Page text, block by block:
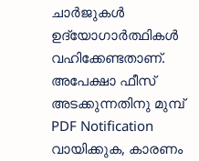
ചാര്‍ജുകള്‍
ഉദ്യോഗാര്‍ത്ഥികള്‍
വഹിക്കേണ്ടതാണ്.
അപേക്ഷാ ഫീസ്‌
അടക്കുന്നതിനു മുമ്പ്
PDF Notification
വായിക്കുക, കാരണം